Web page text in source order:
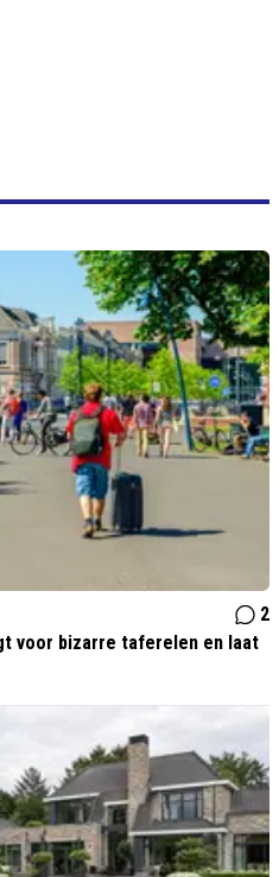
2
voor bizarre taferelen en laat